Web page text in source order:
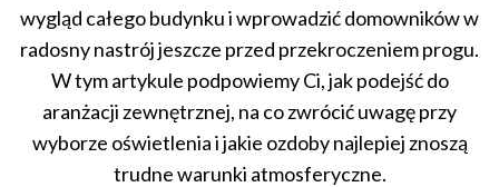
wygląd całego budynku i wprowadzić domowników w
radosny nastrój jeszcze przed przekroczeniem progu.
W tym artykule podpowiemy Ci, jak podejść do
aranżacji zewnętrznej, na co zwrócić uwagę przy
wyborze oświetlenia i jakie ozdoby najlepiej znoszą
trudne warunki atmosferyczne.